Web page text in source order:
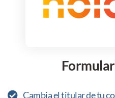
Cambia el titular de tu